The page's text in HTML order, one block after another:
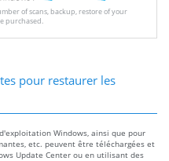
of scans, backup, restore of your
purchased.
pour restaurer les
Windows, ainsi que pour
etc. peuvent être téléchargées et
Update Center ou en utilisant des